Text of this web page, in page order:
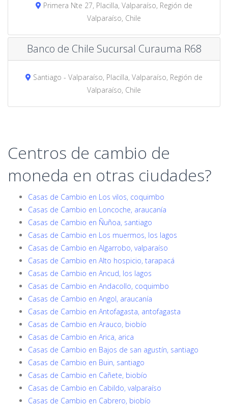
Primera Nte 27, Placilla, Valparaíso, Región de
Valparaíso, Chile
Banco de Chile Sucursal Curauma R68
Santiago - Valparaíso, Placilla, Valparaíso, Región de
Valparaíso, Chile
Centros de cambio de
moneda en otras ciudades?
Casas de Cambio en Los vilos, coquimbo
Casas de Cambio en Loncoche, araucanía
Casas de Cambio en Ñuñoa, santiago
Casas de Cambio en Los muermos, los lagos
Casas de Cambio en Algarrobo, valparaíso
Casas de Cambio en Alto hospicio, tarapacá
Casas de Cambio en Ancud, los lagos
Casas de Cambio en Andacollo, coquimbo
Casas de Cambio en Angol, araucanía
Casas de Cambio en Antofagasta, antofagasta
Casas de Cambio en Arauco, biobío
Casas de Cambio en Arica, arica
Casas de Cambio en Bajos de san agustín, santiago
Casas de Cambio en Buin, santiago
Casas de Cambio en Cañete, biobío
Casas de Cambio en Cabildo, valparaíso
Casas de Cambio en Cabrero, biobío